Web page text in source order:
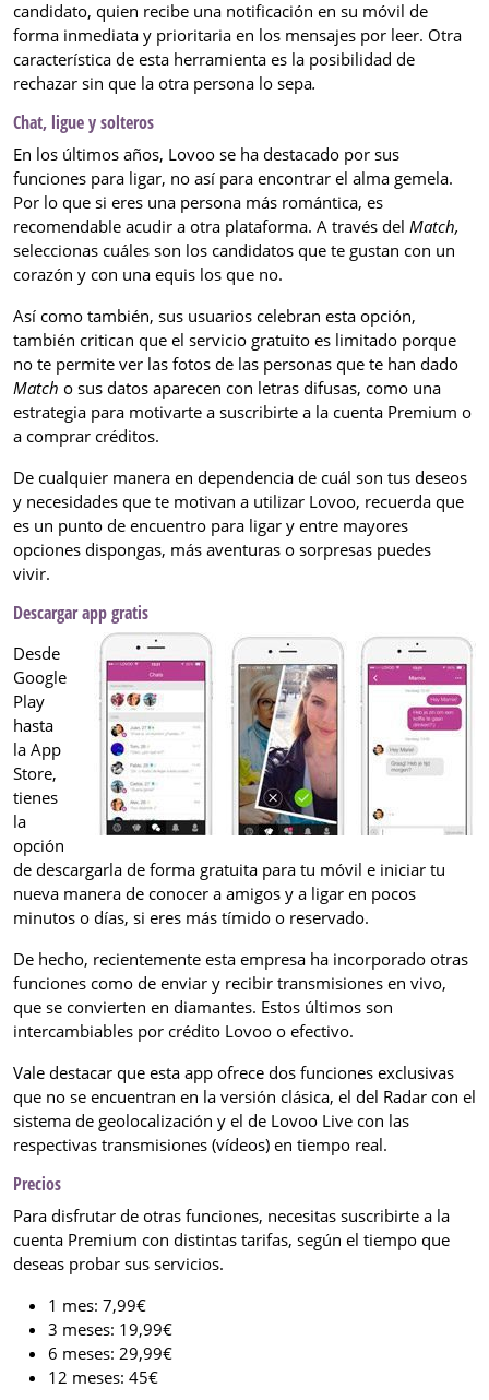
candidato, quien recibe una notificación en su móvil de
forma inmediata y prioritaria en los mensajes por leer. Otra
característica de esta herramienta es la posibilidad de
rechazar sin que la otra persona lo sepa.
Chat, ligue y solteros
En los últimos años, Lovoo se ha destacado por sus
funciones para ligar, no así para encontrar el alma gemela.
Por lo que si eres una persona más romántica, es
recomendable acudir a otra plataforma. A través del Match,
seleccionas cuáles son los candidatos que te gustan con un
corazón y con una equis los que no.
Así como también, sus usuarios celebran esta opción,
también critican que el servicio gratuito es limitado porque
no te permite ver las fotos de las personas que te han dado
Match o sus datos aparecen con letras difusas, como una
estrategia para motivarte a suscribirte a la cuenta Premium o
a comprar créditos.
De cualquier manera en dependencia de cuál son tus deseos
y necesidades que te motivan a utilizar Lovoo, recuerda que
es un punto de encuentro para ligar y entre mayores
opciones dispongas, más aventuras o sorpresas puedes
vivir.
Descargar app gratis
Desde
Google
Play
hasta
la App
Store,
tienes
la
opción
de descargarla de forma gratuita para tu móvil e iniciar tu
nueva manera de conocer a amigos y a ligar en pocos
minutos o días, si eres más tímido o reservado.
De hecho, recientemente esta empresa ha incorporado otras
funciones como de enviar y recibir transmisiones en vivo,
que se convierten en diamantes. Estos últimos son
intercambiables por crédito Lovoo o efectivo.
Vale destacar que esta app ofrece dos funciones exclusivas
que no se encuentran en la versión clásica, el del Radar con el
sistema de geolocalización y el de Lovoo Live con las
respectivas transmisiones (vídeos) en tiempo real.
Precios
Para disfrutar de otras funciones, necesitas suscribirte a la
cuenta Premium con distintas tarifas, según el tiempo que
deseas probar sus servicios.
1 mes: 7,99€
3 meses: 19,99€
6 meses: 29,99€
12 meses: 45€